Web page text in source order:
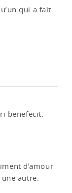
qui a fait
benefecit.
d’amour
autre.